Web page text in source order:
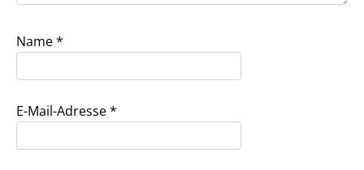
Name*
E-Mail-Adresse*